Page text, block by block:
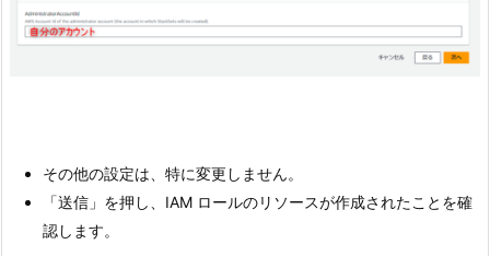
その他の設定は、特に変更しません。
「送信」を押し、IAM ロールのリソースが作成されたことを確
認します。